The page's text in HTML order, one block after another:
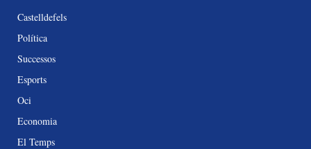
Castelldefels
Política
Successos
Esports
Oci
Economia
El Temps